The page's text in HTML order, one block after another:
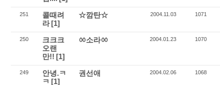
251
콜때려
라[1]
☆깜탄☆ 2004.11.03 1071
250
크크크
오랜
만!! [1]
ㆀ소라ㆀ 2004.01.23 1070
249
안녕.ㅋ
ㅋ [1]
권선애 2004.02.06 1068